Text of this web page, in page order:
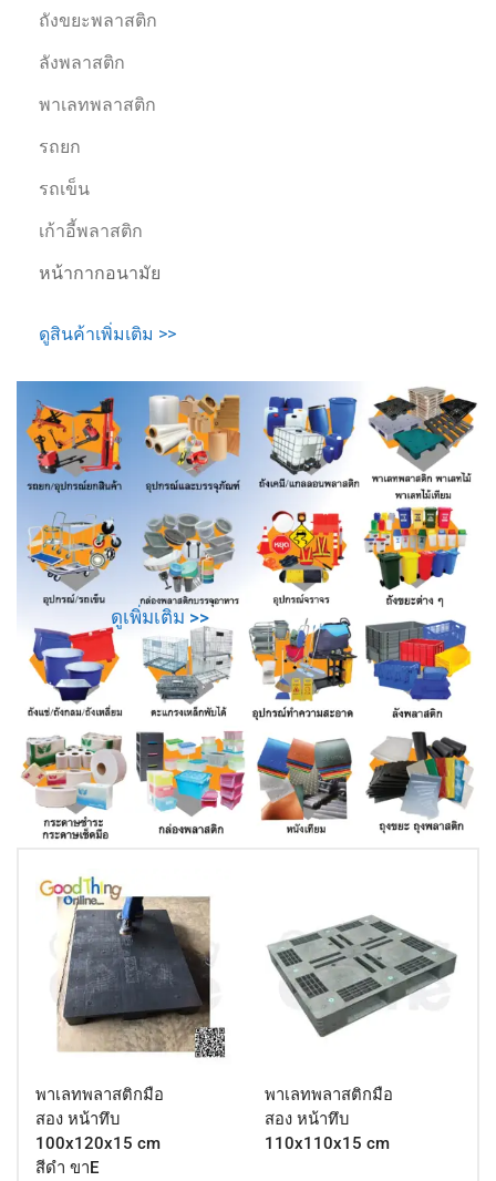
ถังขยะพลาสติก
ลังพลาสติก
พาเลทพลาสติก
รถยก
รถเข็น
เก้าอี้พลาสติก
หน้ากากอนามัย
ดูสินค้าเพิ่มเติม >>
ดูเพิ่มเติม >>
พาเลทพลาสติกมือ
สอง หน้าทึบ
100x120x15 cm
สีดำ ขาE
พาเลทพลาสติกมือ
สอง หน้าทึบ
110x110x15 cm